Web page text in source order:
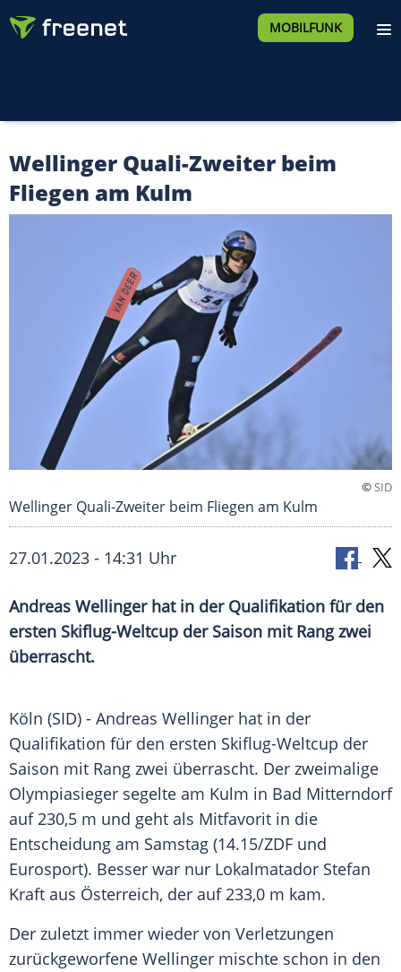
MOBILFUNK
Wellinger Quali-Zweiter beim
Fliegen am Kulm
©SID
Wellinger Quali-Zweiter beim Fliegen am Kulm
27.01.2023 - 14:31 Uhr
Andreas Wellinger hat in der Qualifikation für den
ersten Skiflug-Weltcup der Saison mit Rang zwei
überrascht.
Köln (SID) - Andreas Wellinger hat in der
Qualifikation für den ersten Skiflug-Weltcup der
Saison mit Rang zwei überrascht. Der zweimalige
Olympiasieger segelte am Kulm in Bad Mitterndorf
auf 230,5 m und geht als Mitfavorit in die
Entscheidung am Samstag (14.15/ZDF und
Eurosport). Besser war nur Lokalmatador Stefan
Kraft aus Österreich, der auf 233,0 m kam.
Der zuletzt immer wieder von Verletzungen
zurückgeworfene Wellinger mischte schon in den